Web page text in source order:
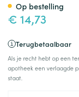
€ 14,73
Terugbetaalbaar
Als je recht hebt op een
apotheek een verlaagde
staat.
Op bestelling